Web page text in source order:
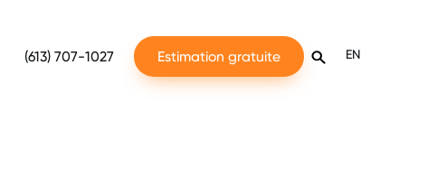
(613) 707-1027 Estimation gratuite EN